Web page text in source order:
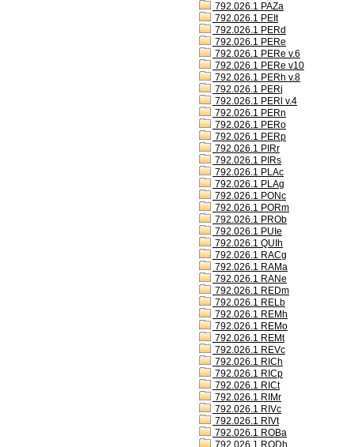
792.026.1 PAZa
792.026.1 PEIt
792.026.1 PERd
792.026.1 PERe
792.026.1 PERe v.6
792.026.1 PERe v10
792.026.1 PERh v.8
792.026.1 PERj
792.026.1 PERl v.4
792.026.1 PERn
792.026.1 PERo
792.026.1 PERp
792.026.1 PIRr
792.026.1 PIRs
792.026.1 PLAc
792.026.1 PLAg
792.026.1 PONc
792.026.1 PORm
792.026.1 PROb
792.026.1 PUIe
792.026.1 QUIh
792.026.1 RACg
792.026.1 RAMa
792.026.1 RANe
792.026.1 REDm
792.026.1 RELb
792.026.1 REMh
792.026.1 REMo
792.026.1 REMt
792.026.1 REVc
792.026.1 RICh
792.026.1 RICp
792.026.1 RICt
792.026.1 RIMr
792.026.1 RIVc
792.026.1 RIVt
792.026.1 ROBa
792.026.1 RODh